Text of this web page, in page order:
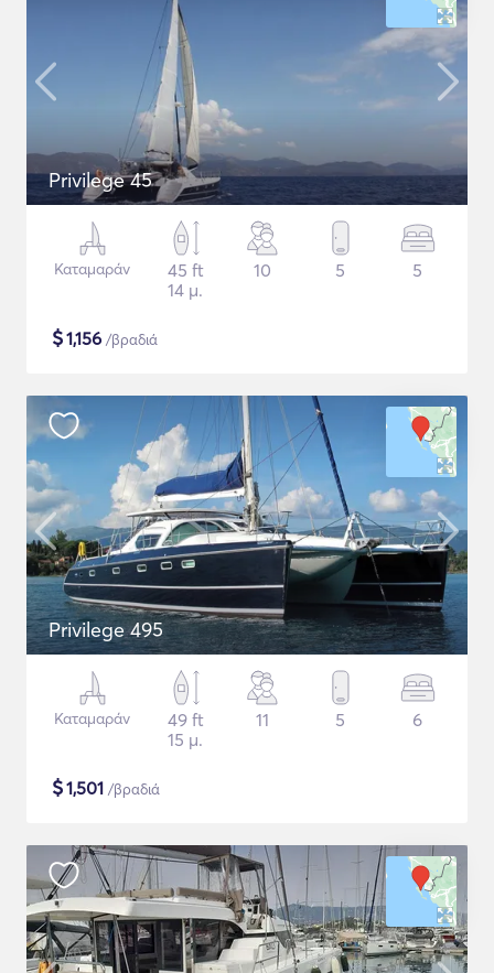
Privilege 45
Καταμαράν
45 ft
14 μ.
10 5 5
$1,156 /βραδιά
Privilege 495
Καταμαράν
49 ft
15 μ.
11 5 6
$1,501 /βραδιά